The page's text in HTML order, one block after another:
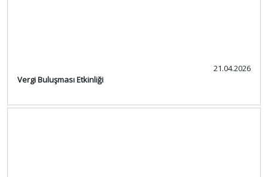
21.04.2026
Vergi Buluşması Etkinliği